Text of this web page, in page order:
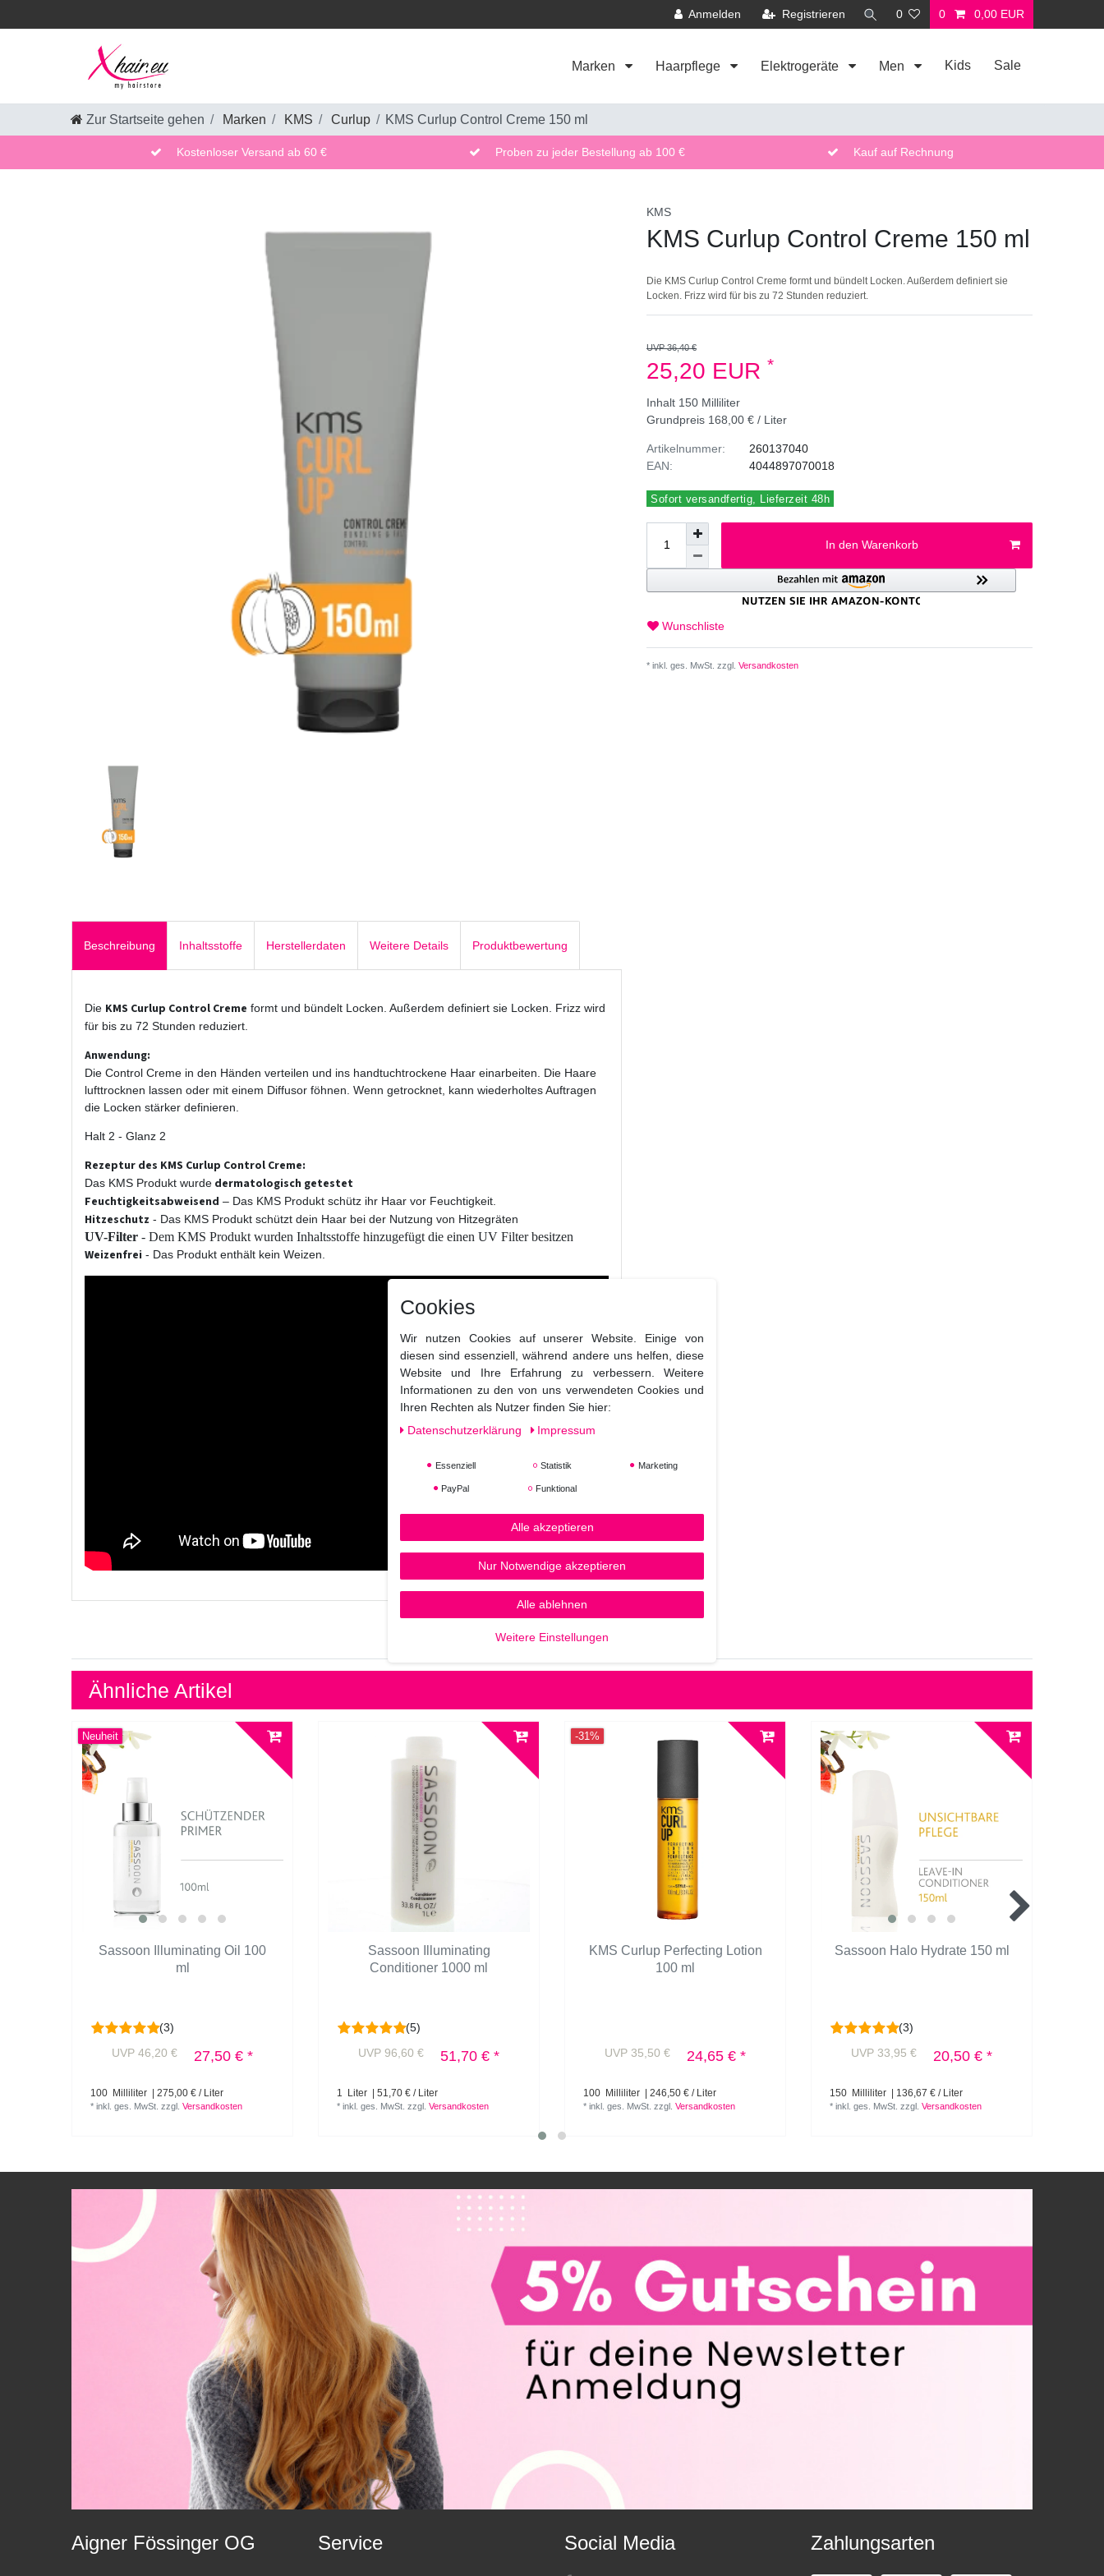
Anmelden Registrieren 0 0 0,00 EUR
Marken Haarpflege Elektrogeräte Men Kids Sale
Zur Startseite gehen Marken KMS Curlup KMS Curlup Control Creme 150 ml
Kostenloser Versand ab 60 € Proben zu jeder Bestellung ab 100 € Kauf auf Rechnung
KMS
KMS Curlup Control Creme 150 ml
Die KMS Curlup Control Creme formt und bündelt Locken. Außerdem definiert sie
Locken. Frizz wird für bis zu 72 Stunden reduziert.
UVP 36,40 €
25,20 EUR *
Inhalt 150 Milliliter
Grundpreis 168,00 € / Liter
Artikelnummer:
EAN:
260137040
4044897070018
Sofort versandfertig, Lieferzeit 48h
In den Warenkorb
Wunschliste
* inkl. ges. MwSt. zzgl. Versandkosten
Beschreibung Inhaltsstoffe Herstellerdaten Weitere Details Produktbewertung
Die KMS Curlup Control Creme formt und bündelt Locken. Außerdem definiert sie Locken. Frizz wird
für bis zu 72 Stunden reduziert.
Anwendung:
Die Control Creme in den Händen verteilen und ins handtuchtrockene Haar einarbeiten. Die Haare
lufttrocknen lassen oder mit einem Diffusor föhnen. Wenn getrocknet, kann wiederholtes Auftragen
die Locken stärker definieren.
Halt 2 - Glanz 2
Rezeptur des KMS Curlup Control Creme:
Das KMS Produkt wurde dermatologisch getestet
Feuchtigkeitsabweisend – Das KMS Produkt schütz ihr Haar vor Feuchtigkeit.
Hitzeschutz - Das KMS Produkt schützt dein Haar bei der Nutzung von Hitzegräten
UV-Filter - Dem KMS Produkt wurden Inhaltsstoffe hinzugefügt die einen UV Filter besitzen
Weizenfrei - Das Produkt enthält kein Weizen.
Ähnliche Artikel
Neuheit
Sassoon Illuminating Oil 100
ml
(3)
UVP 46,20 €
27,50 € *
100 Milliliter | 275,00 € / Liter
*inkl. ges. MwSt. zzgl.Versandkosten
Sassoon Illuminating
Conditioner 1000 ml
(5)
UVP 96,60 €
51,70 € *
1 Liter | 51,70 € / Liter
*inkl. ges. MwSt. zzgl.Versandkosten
-31%
KMS Curlup Perfecting Lotion
100 ml
UVP 35,50 € 24,65 € *
100 Milliliter | 246,50 € / Liter
*inkl. ges. MwSt. zzgl.Versandkosten
Sassoon Halo Hydrate 150 ml
(3)
UVP 33,95 €
20,50 € *
150 Milliliter | 136,67 € / Liter
*inkl. ges. MwSt. zzgl.Versandkosten
Aigner Fössinger OG Service Social Media Zahlungsarten
Cookies
Wir nutzen Cookies auf unserer Website. Einige von
diesen sind essenziell, während andere uns helfen, diese
Website und Ihre Erfahrung zu verbessern. Weitere
Informationen zu den von uns verwendeten Cookies und
Ihren Rechten als Nutzer finden Sie hier:
Daten­schutz­erklärung
Impressum
Essenziell Statistik Marketing
PayPal Funktional
Alle akzeptieren
Nur Notwendige akzeptieren
Alle ablehnen
Weitere Einstellungen